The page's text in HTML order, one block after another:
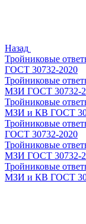
Назад
Тройниковые
ГОСТ 30732-2020
Тройниковые
МЗИ ГОСТ 30732-
Тройниковые
МЗИ и КВ ГОСТ
Тройниковые
ГОСТ 30732-2020
Тройниковые
МЗИ ГОСТ 30732-
Тройниковые
МЗИ и КВ ГОСТ